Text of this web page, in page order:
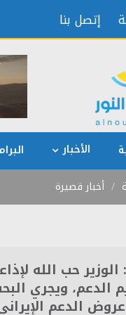
إتصل بنا
الأخبار
أخبار قصيرة
الوزير حب الله
الدعم، ويجري
الدعم